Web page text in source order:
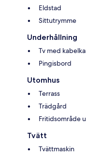
Eldstad
Sittutrymme
Underhållning
Tv med
Pingisbord
Utomhus
Terrass
Trädgård
Fritidsområde
Tvätt
Tvättmaskin